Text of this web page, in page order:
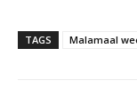
TAGS Malamaal